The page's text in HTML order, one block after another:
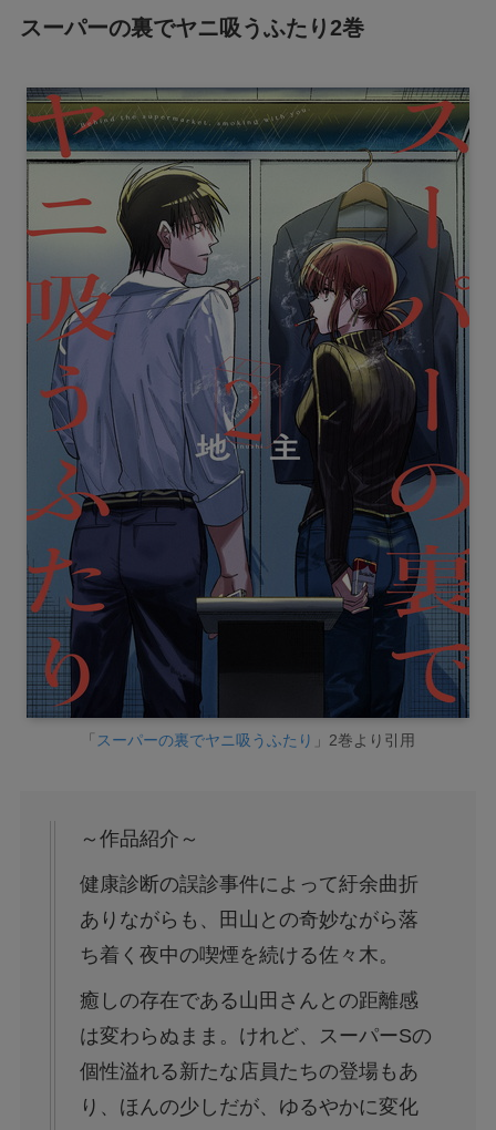
スーパーの裏でヤニ吸うふたり2巻
「 スーパーの裏でヤニ吸うふたり 」2巻より引用
～作品紹介～
健康診断の誤診事件によって紆余曲折
ありながらも、田山との奇妙ながら落
ち着く夜中の喫煙を続ける佐々木。
癒しの存在である山田さんとの距離感
は変わらぬまま。けれど、スーパーSの
個性溢れる新たな店員たちの登場もあ
り、ほんの少しだが、ゆるやかに変化